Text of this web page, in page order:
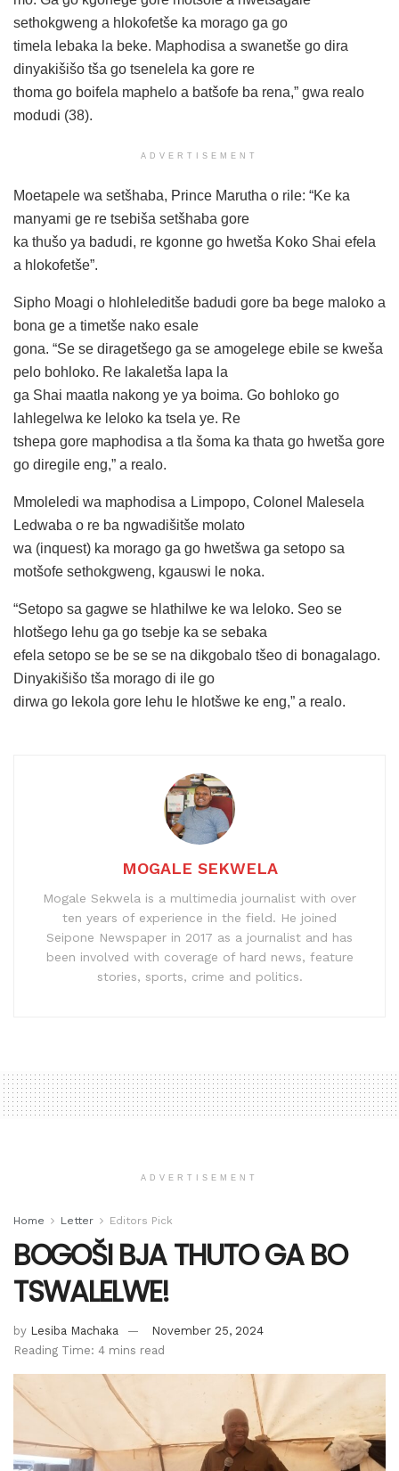
sethokgweng a hlokofetše ka morago ga go
timela lebaka la beke. Maphodisa a swanetše go dira
dinyakišišo tša go tsenelela ka gore re
thoma go boifela maphelo a batšofe ba rena,” gwa realo
modudi (38).
ADVERTISEMENT
Moetapele wa setšhaba, Prince Marutha o rile: “Ke ka
manyami ge re tsebiša setšhaba gore
ka thušo ya badudi, re kgonne go hwetša Koko Shai efela
a hlokofetše”.
Sipho Moagi o hlohleleditše badudi gore ba bege maloko a
bona ge a timetše nako esale
gona. “Se se diragetšego ga se amogelege ebile se kweša
pelo bohloko. Re lakaletša lapa la
ga Shai maatla nakong ye ya boima. Go bohloko go
lahlegelwa ke leloko ka tsela ye. Re
tshepa gore maphodisa a tla šoma ka thata go hwetša gore
go diregile eng,” a realo.
Mmoleledi wa maphodisa a Limpopo, Colonel Malesela
Ledwaba o re ba ngwadišitše molato
wa (inquest) ka morago ga go hwetšwa ga setopo sa
motšofe sethokgweng, kgauswi le noka.
“Setopo sa gagwe se hlathilwe ke wa leloko. Seo se
hlotšego lehu ga go tsebje ka se sebaka
efela setopo se be se se na dikgobalo tšeo di bonagalago.
Dinyakišišo tša morago di ile go
dirwa go lekola gore lehu le hlotšwe ke eng,” a realo.
MOGALE SEKWELA
Mogale Sekwela is a multimedia journalist with over
ten years of experience in the field. He joined
Seipone Newspaper in 2017 as a journalist and has
been involved with coverage of hard news, feature
stories, sports, crime and politics.
ADVERTISEMENT
Home Letter Editors Pick
BOGOŠI BJA THUTO GA BO
TSWALELWE!
by Lesiba Machaka
November 25, 2024
Reading Time: 4 mins read